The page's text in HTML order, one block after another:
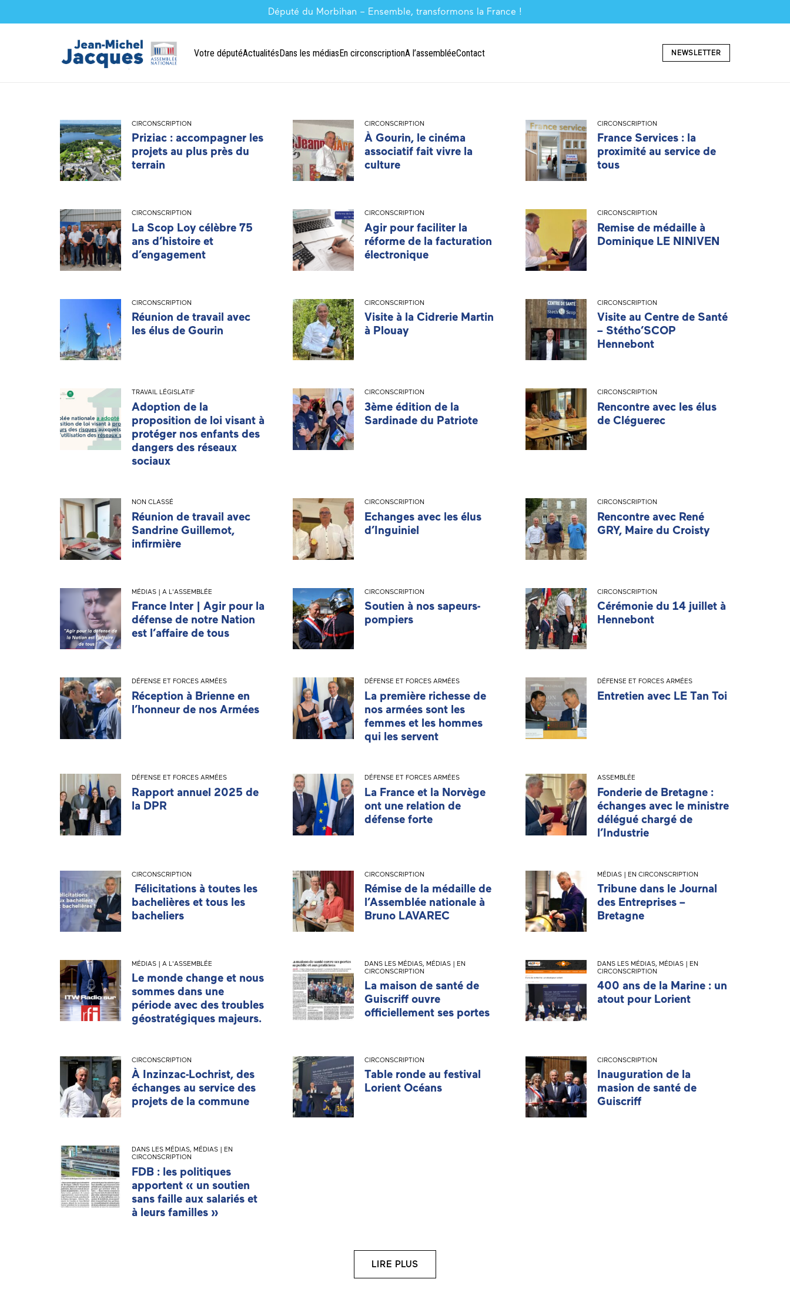
Député du Morbihan – Ensemble, transformons la France !
Votre députéActualitésDans les médiasEn circonscriptionA l’assembléeContact NEWSLETTER
CIRCONSCRIPTION
Priziac : accompagner les
projets au plus près du
terrain
CIRCONSCRIPTION
À Gourin, le cinéma
associatif fait vivre la
culture
CIRCONSCRIPTION
France Services : la
proximité au service de
tous
CIRCONSCRIPTION
La Scop Loy célèbre 75
ans d’histoire et
d’engagement
CIRCONSCRIPTION
Agir pour faciliter la
réforme de la facturation
électronique
CIRCONSCRIPTION
Remise de médaille à
Dominique LE NINIVEN
CIRCONSCRIPTION
Réunion de travail avec
les élus de Gourin
CIRCONSCRIPTION
Visite à la Cidrerie Martin
à Plouay
CIRCONSCRIPTION
Visite au Centre de Santé
– Stétho’SCOP
Hennebont
TRAVAIL LÉGISLATIF
Adoption de la
proposition de loi visant à
protéger nos enfants des
dangers des réseaux
sociaux
CIRCONSCRIPTION
3ème édition de la
Sardinade du Patriote
CIRCONSCRIPTION
Rencontre avec les élus
de Cléguerec
NON CLASSÉ
Réunion de travail avec
Sandrine Guillemot,
infirmière
CIRCONSCRIPTION
Echanges avec les élus
d’Inguiniel
CIRCONSCRIPTION
Rencontre avec René
GRY, Maire du Croisty
MÉDIAS | A L'ASSEMBLÉE
France Inter | Agir pour la
défense de notre Nation
est l’affaire de tous
CIRCONSCRIPTION
Soutien à nos sapeurs-
pompiers
CIRCONSCRIPTION
Cérémonie du 14 juillet à
Hennebont
DÉFENSE ET FORCES ARMÉES
Réception à Brienne en
l’honneur de nos Armées
DÉFENSE ET FORCES ARMÉES
La première richesse de
nos armées sont les
femmes et les hommes
qui les servent
DÉFENSE ET FORCES ARMÉES
Entretien avec LE Tan Toi
DÉFENSE ET FORCES ARMÉES
Rapport annuel 2025 de
la DPR
DÉFENSE ET FORCES ARMÉES
La France et la Norvège
ont une relation de
défense forte
ASSEMBLÉE
Fonderie de Bretagne :
échanges avec le ministre
délégué chargé de
l’Industrie
CIRCONSCRIPTION
Félicitations à toutes les
bachelières et tous les
bacheliers
CIRCONSCRIPTION
Rémise de la médaille de
l’Assemblée nationale à
Bruno LAVAREC
MÉDIAS | EN CIRCONSCRIPTION
Tribune dans le Journal
des Entreprises –
Bretagne
MÉDIAS | A L'ASSEMBLÉE
Le monde change et nous
sommes dans une
période avec des troubles
géostratégiques majeurs.
DANS LES MÉDIAS, MÉDIAS | EN
CIRCONSCRIPTION
La maison de santé de
Guiscriff ouvre
officiellement ses portes
DANS LES MÉDIAS, MÉDIAS | EN
CIRCONSCRIPTION
400 ans de la Marine : un
atout pour Lorient
CIRCONSCRIPTION
À Inzinzac-Lochrist, des
échanges au service des
projets de la commune
CIRCONSCRIPTION
Table ronde au festival
Lorient Océans
CIRCONSCRIPTION
Inauguration de la
masion de santé de
Guiscriff
DANS LES MÉDIAS, MÉDIAS | EN
CIRCONSCRIPTION
FDB : les politiques
apportent « un soutien
sans faille aux salariés et
à leurs familles »
LIRE PLUS